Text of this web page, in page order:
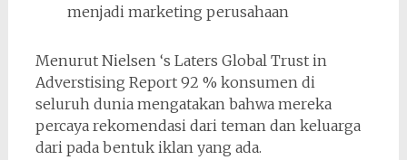
menjadi marketing perusahaan
Menurut Nielsen ‘s Laters Global Trust in
Adverstising Report 92 % konsumen di
seluruh dunia mengatakan bahwa mereka
percaya rekomendasi dari teman dan keluarga
dari pada bentuk iklan yang ada.